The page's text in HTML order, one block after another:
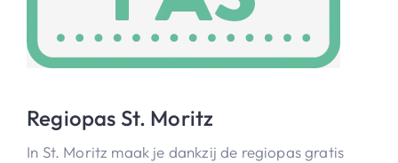
Regiopas St. Moritz
In St. Moritz maak je dankzij de regiopas gratis